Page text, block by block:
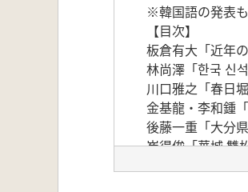
※韓国語の発表
【目次】
板倉有大「近年
林尚澤「한국 신
川口雅之「春日
金基龍・李和鍾
後藤一重「大分
崔得俊「華城 雙